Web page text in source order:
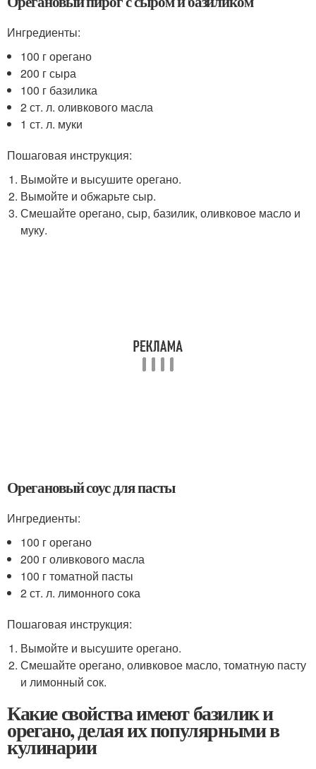
Ингредиенты:
100 г орегано
200 г сыра
100 г базилика
2 ст. л. оливкового масла
1 ст. л. муки
Пошаговая инструкция:
Вымойте и высушите орегано.
Вымойте и обжарьте сыр.
Смешайте орегано, сыр, базилик, оливковое масло и
муку.
Орегановый соус для пасты
Ингредиенты:
100 г орегано
200 г оливкового масла
100 г томатной пасты
2 ст. л. лимонного сока
Пошаговая инструкция:
Вымойте и высушите орегано.
Смешайте орегано, оливковое масло, томатную пасту
и лимонный сок.
Какие свойства имеют базилик и
орегано, делая их популярными в
кулинарии